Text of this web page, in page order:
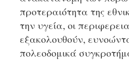
προτεραιότητα της
την υγεία, οι
εξακολουθούν,
πολεοδομικά